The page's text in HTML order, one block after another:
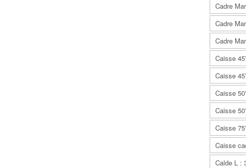
Cadre
Cadre
Cadre
Caisse
Caisse
Caisse
Caisse
Caisse
Caisse
Calde L :